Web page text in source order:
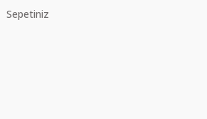
Sepetiniz